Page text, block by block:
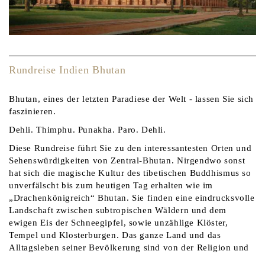
Rundreise Indien Bhutan
Bhutan, eines der letzten Paradiese der Welt - lassen Sie sich
faszinieren.
Dehli. Thimphu. Punakha. Paro. Dehli.
Diese Rundreise führt Sie zu den interessantesten Orten und
Sehenswürdigkeiten von Zentral-Bhutan. Nirgendwo sonst
hat sich die magische Kultur des tibetischen Buddhismus so
unverfälscht bis zum heutigen Tag erhalten wie im
„Drachenkönigreich“ Bhutan. Sie finden eine eindrucksvolle
Landschaft zwischen subtropischen Wäldern und dem
ewigen Eis der Schneegipfel, sowie unzählige Klöster,
Tempel und Klosterburgen. Das ganze Land und das
Alltagsleben seiner Bevölkerung sind von der Religion und